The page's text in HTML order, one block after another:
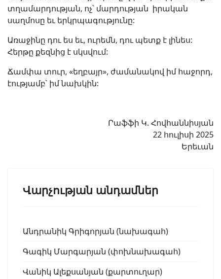
տղամարդության, ոչ՝ մարդության իրական
սաղմոսը եւ երկրպագությունը:
Առաջինը դու ես եւ, ուրեմն, դու պետք է լինես:
Հերթը քեզնից է սկսվում:
Ճամփա տուր, «եղբայր», ժամանակով իմ հաջորդ,
էությամբ՝ իմ նախկին:
Րաֆֆի Կ. Հովհաննիսյան
22 հուլիսի 2025
Երեւան
Վարչության անդամներ
Անդրանիկ Գրիգորյան (նախագահ)
Գագիկ Մարգարյան (փոխնախագահ)
Վանիկ Ալեքսանյան (քարտուղար)